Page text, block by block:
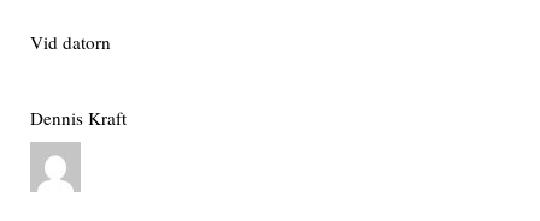
Vid datorn
Dennis Kraft